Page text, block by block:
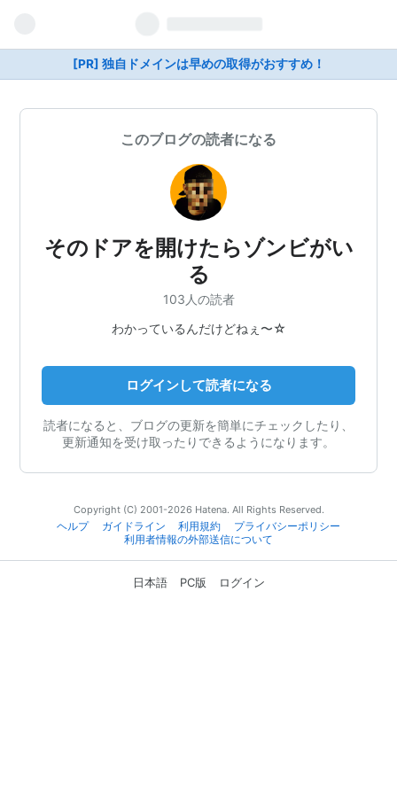
[PR] 独自ドメインは早めの取得がおすすめ！
このブログの読者になる
そのドアを開けたらゾンビがい
る
103人の読者
わかっているんだけどねぇ〜☆
ログインして読者になる
読者になると、ブログの更新を簡単にチェックしたり、
更新通知を受け取ったりできるようになります。
Copyright (C) 2001-2026 Hatena. All Rights Reserved.
ヘルプ
ガイドライン 利用規約
プライバシーポリシー
利用者情報の外部送信について
日本語 PC版 ログイン